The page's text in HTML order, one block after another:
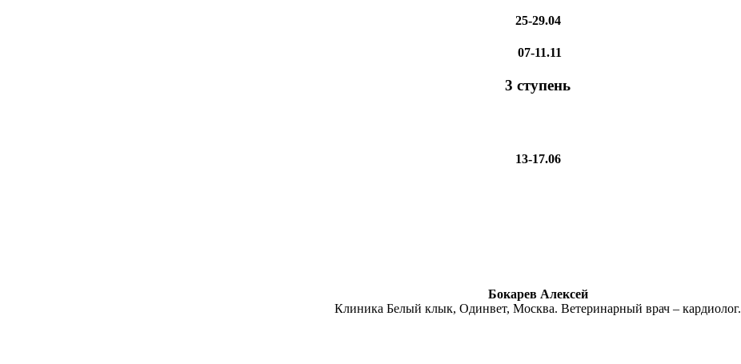
25-29.04
07-11.11
3 ступень
13-17.06
Бокарев Алексей
Клиника Белый клык, Одинвет, Москва. Ветеринарный врач – кардиолог.